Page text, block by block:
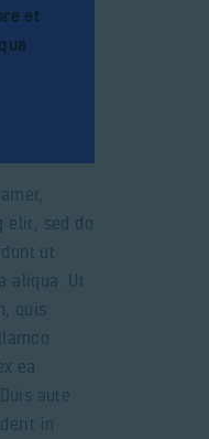
et
elit, sed do
ut
aliqua. Ut
quis
ea
aute
in